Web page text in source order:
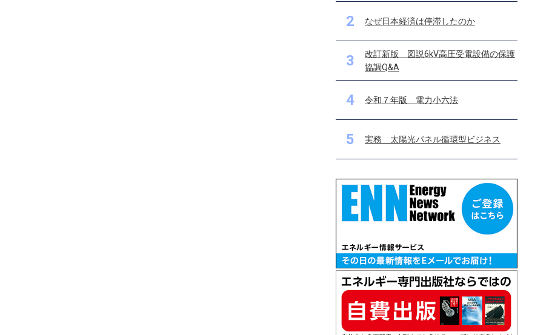
2 なぜ日本経済は停滞したのか
3
改訂新版 図説6kV高圧受電設備の保護
協調Q&A
4 令和７年版 電力小六法
5 実務 太陽光パネル循環型ビジネス